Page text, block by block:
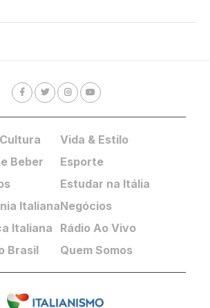
Beber
Italiana
Italiana
Brasil
Vida & Estilo
Esporte
Estudar na Itália
Negócios
Rádio Ao Vivo
Quem Somos